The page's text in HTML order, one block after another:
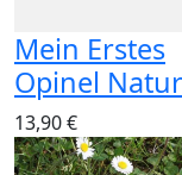
Mein Erstes
Opinel Natur
13,90 €